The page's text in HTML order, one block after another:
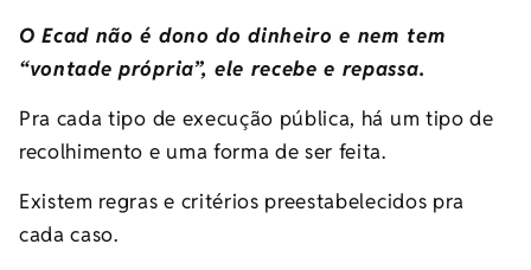
O Ecad não é dono do dinheiro e nem tem
“vontade própria”, ele recebe e repassa.
Pra cada tipo de execução pública, há um tipo de
recolhimento e uma forma de ser feita.
Existem regras e critérios preestabelecidos pra
cada caso.